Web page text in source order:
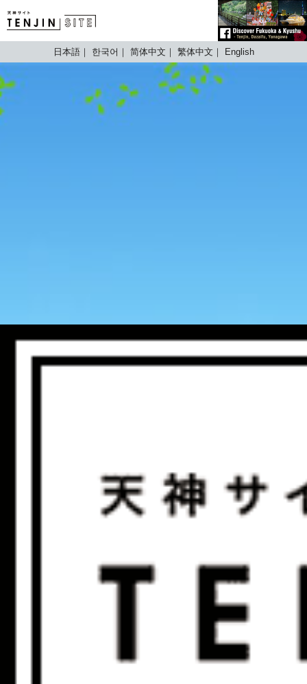
TENJIN SITE
日本語 한국어 简体中文 繁体中文 English